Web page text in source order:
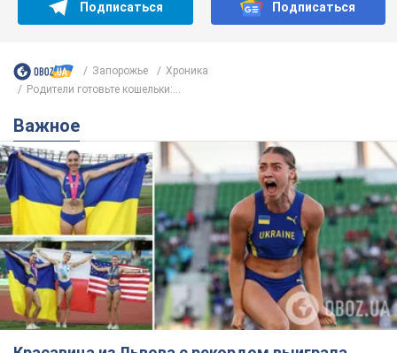
Красавица из Львова с рекордом выиграла
историческую медаль для Украины на
чемпионате мира по легкой атлетике U20.
Видео
Наша соотечественница блестяще выступила в Орегоне
9.08.2026 09:32 66,4 т.
Бритни Спирс призналась в уколах
красоты и показала последствия
неудачной косметологии: ходила
Заметный эффект от процедуры сохранялся